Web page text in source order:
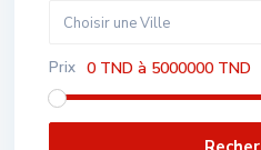
Choisir une Ville
Prix 0 TND à 5000000 TND